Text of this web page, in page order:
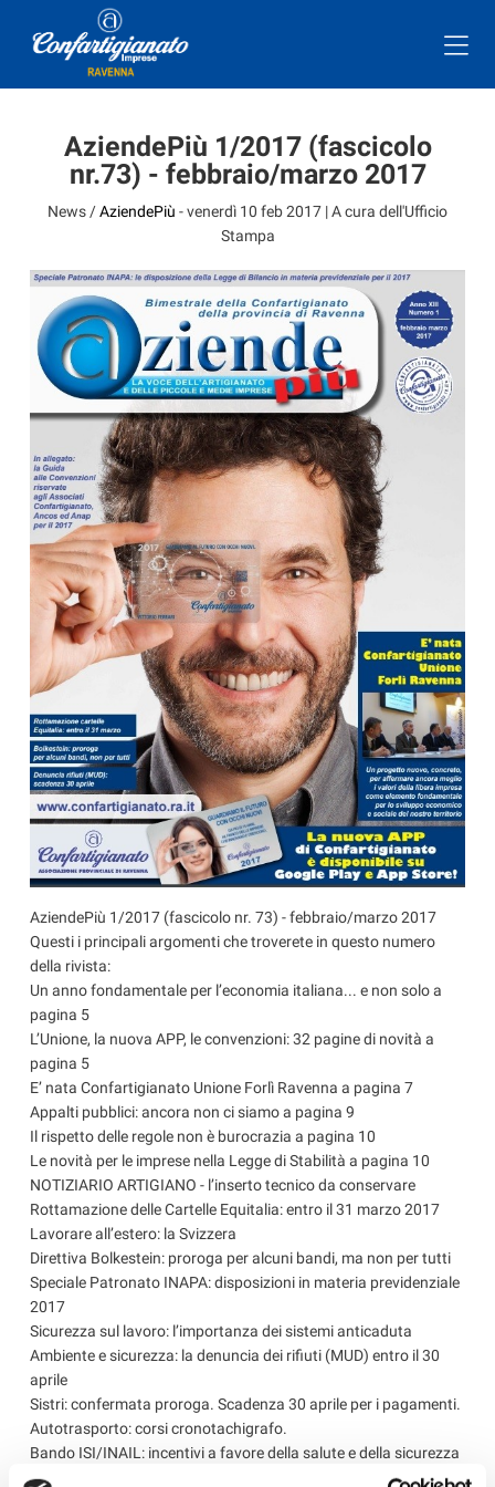
AziendePiù 1/2017 (fascicolo
nr.73) - febbraio/marzo 2017
News /AziendePiù -venerdì 10 feb 2017 | A cura dell'Ufficio
Stampa
AziendePiù 1/2017 (fascicolo nr. 73) - febbraio/marzo 2017
Questi i principali argomenti che troverete in questo numero
della rivista:
Un anno fondamentale per l’economia italiana... e non solo a
pagina 5
L’Unione, la nuova APP, le convenzioni: 32 pagine di novità a
pagina 5
E’ nata Confartigianato Unione Forlì Ravenna a pagina 7
Appalti pubblici: ancora non ci siamo a pagina 9
Il rispetto delle regole non è burocrazia a pagina 10
Le novità per le imprese nella Legge di Stabilità a pagina 10
NOTIZIARIO ARTIGIANO - l’inserto tecnico da conservare
Rottamazione delle Cartelle Equitalia: entro il 31 marzo 2017
Lavorare all’estero: la Svizzera
Direttiva Bolkestein: proroga per alcuni bandi, ma non per tutti
Speciale Patronato INAPA: disposizioni in materia previdenziale
2017
Sicurezza sul lavoro: l’importanza dei sistemi anticaduta
Ambiente e sicurezza: la denuncia dei rifiuti (MUD) entro il 30
aprile
Sistri: confermata proroga. Scadenza 30 aprile per i pagamenti.
Autotrasporto: corsi cronotachigrafo.
Bando ISI/INAIL: incentivi a favore della salute e della sicurezza
ANAP: DDL su riconoscimento e sostegno del caregiver